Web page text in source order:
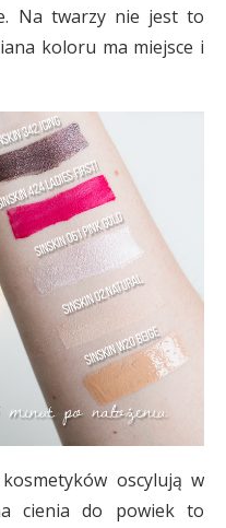
Na twarzy nie jest to
koloru ma miejsce i
oscylują w
cienia do powiek to